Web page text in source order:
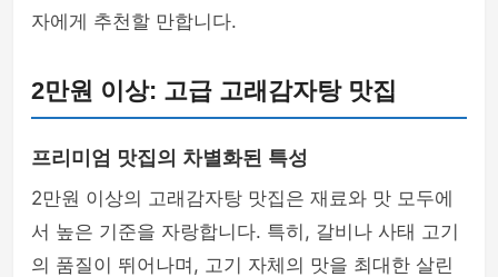
자에게 추천할 만합니다.
2만원 이상: 고급 고래감자탕 맛집
프리미엄 맛집의 차별화된 특성
2만원 이상의 고래감자탕 맛집은 재료와 맛 모두에
서 높은 기준을 자랑합니다. 특히, 갈비나 사태 고기
의 품질이 뛰어나며, 고기 자체의 맛을 최대한 살린